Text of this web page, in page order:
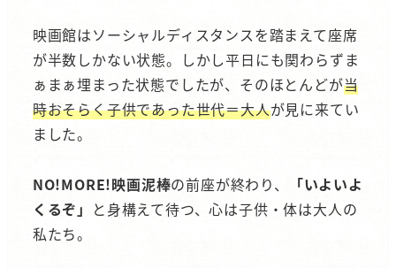
映画館はソーシャルディスタンスを踏まえて座席
が半数しかない状態。しかし平日にも関わらずま
ぁまぁ埋まった状態でしたが、そのほとんどが当
時おそらく子供であった世代＝大人が見に来てい
ました。
NO!MORE!映画泥棒の前座が終わり、
「いよいよ
くるぞ」 と身構えて待つ、心は子供・体は大人の
私たち。